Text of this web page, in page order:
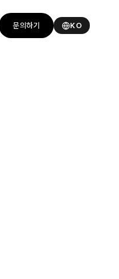
문의하기 KO